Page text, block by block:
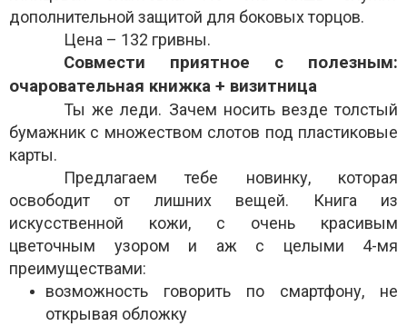
дополнительной защитой для боковых торцов.
Цена – 132 гривны.
Совмести приятное с полезным:
очаровательная книжка + визитница
Ты же леди. Зачем носить везде толстый
бумажник с множеством слотов под пластиковые
карты.
Предлагаем тебе новинку, которая
освободит от лишних вещей. Книга из
искусственной кожи, с очень красивым
цветочным узором и аж с целыми 4-мя
преимуществами:
возможность говорить по смартфону, не
открывая обложку